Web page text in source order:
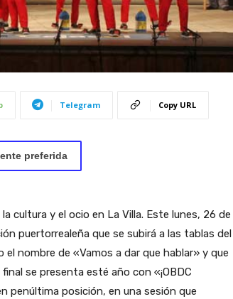
Telegram Copy URL
preferida
cultura y el ocio en La Villa. Este lunes, 26 de
puertorrealeña que se subirá a las tablas del
nombre de «Vamos a dar que hablar» y que
se presenta esté año con «¡OBDC
penúltima posición, en una sesión que